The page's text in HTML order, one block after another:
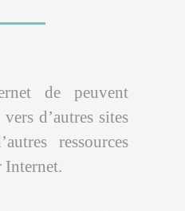
de peuvent
d’autres sites
ressources
Internet.